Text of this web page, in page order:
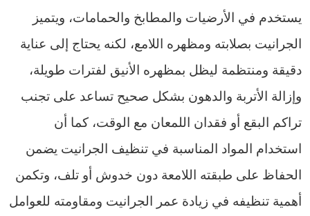
يستخدم في الأرضيات والمطابخ والحمامات، ويتميز
الجرانيت بصلابته ومظهره اللامع، لكنه يحتاج إلى عناية
دقيقة ومنتظمة ليظل بمظهره الأنيق لفترات طويلة،
وإزالة الأتربة والدهون بشكل صحيح تساعد على تجنب
تراكم البقع أو فقدان اللمعان مع الوقت، كما أن
استخدام المواد المناسبة في تنظيف الجرانيت يضمن
الحفاظ على طبقته اللامعة دون خدوش أو تلف، وتكمن
أهمية تنظيفه في زيادة عمر الجرانيت ومقاومته للعوامل